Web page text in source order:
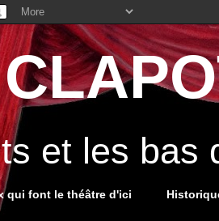
et les bas
qui font le théâtre d'ici